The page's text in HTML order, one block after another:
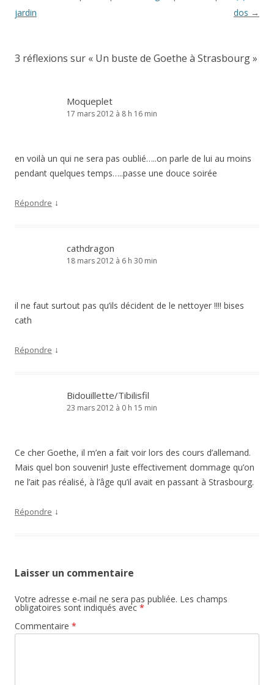
des
jardin
dos →
3 réflexions sur « Un buste de Goethe à Strasbourg»
Moqueplet
17 mars 2012 à 8 h 16 min
en voilà un qui ne sera pas oublié…..on parle de lui au moins
pendant quelques temps…..passe une douce soirée
Répondre ↓
cathdragon
18 mars 2012 à 6 h 30 min
il ne faut surtout pas qu’ils décident de le nettoyer !!!! bises
cath
Répondre ↓
Bidouillette/Tibilisfil
23 mars 2012 à 0 h 15 min
Ce cher Goethe, il m’en a fait voir lors des cours d’allemand.
Mais quel bon souvenir! Juste effectivement dommage qu’on
ne l’ait pas réalisé, à l’âge qu’il avait en passant à Strasbourg.
Répondre ↓
Laisser un commentaire
Votre adresse e-mail ne sera pas publiée. Les champs
obligatoires sont indiqués avec *
Commentaire *